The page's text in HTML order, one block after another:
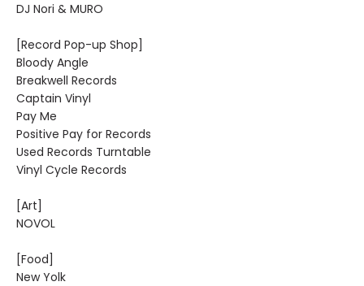
DJ Nori & MURO
[Record Pop-up Shop]
Bloody Angle
Breakwell Records
Captain Vinyl
Pay Me
Positive Pay for Records
Used Records Turntable
Vinyl Cycle Records
[Art]
NOVOL
[Food]
New Yolk